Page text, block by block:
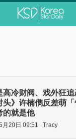
高冷财阀、戏外狂
头》许楠儁反差萌
的就是他
月20日 09:51 Tracy